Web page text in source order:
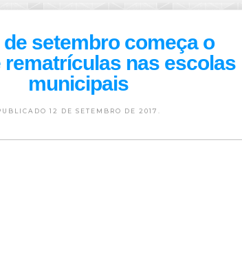
de setembro começa o
rematrículas nas escolas
municipais
12 DE SETEMBRO DE 2017.